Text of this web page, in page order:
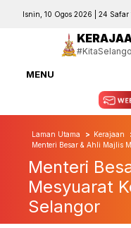
Isnin, 10 Ogos 2026 | 24 Safar
MENU
Laman Utama Kerajaan
Menteri Besar & Ahli Majlis
Menteri
Mesyuarat
Selangor